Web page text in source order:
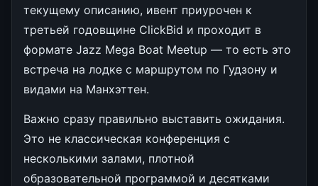
текущему описанию, ивент приурочен к
третьей годовщине ClickBid и проходит в
формате Jazz Mega Boat Meetup — то есть это
встреча на лодке с маршрутом по Гудзону и
видами на Манхэттен.
Важно сразу правильно выставить ожидания.
Это не классическая конференция с
несколькими залами, плотной
образовательной программой и десятками